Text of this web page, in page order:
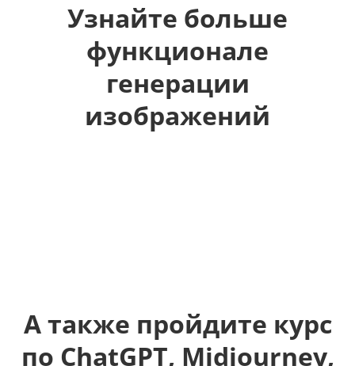
Узнайте больше
функционале
генерации
изображений
А также пройдите курс
по ChatGPT, Midjourney,